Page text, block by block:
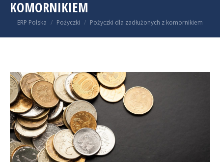
KOMORNIKIEM
You are here:
ERP Polska Pożyczki Pożyczki dla zadłużonych z komornikiem